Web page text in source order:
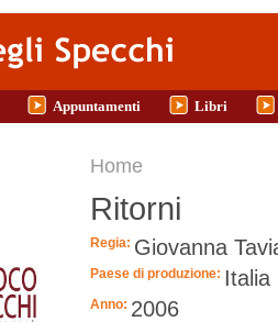
Appuntamenti Libri
Tu sei qui
Home
Ritorni
Regia: Giovanna
Paese di produzione: Italia
Anno: 2006